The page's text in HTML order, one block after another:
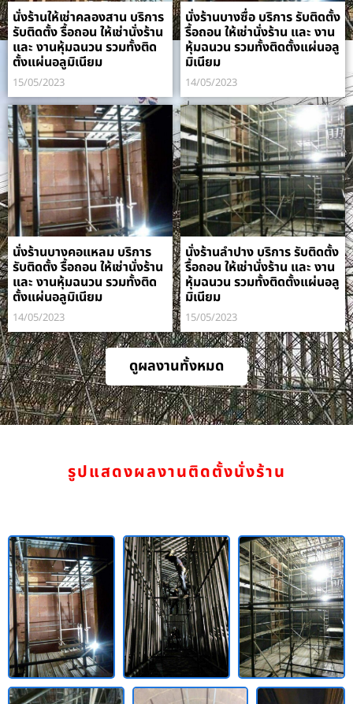
นั่งร้านให้เช่าคลองสาน บริการ
รับติดตั้ง รื้อถอน ให้เช่านั่งร้าน
และ งานหุ้มฉนวน รวมทั้งติด
ตั้งแผ่นอลูมิเนียม
15/05/2023
นั่งร้านบางซื่อ บริการ รับติดตั้ง
รื้อถอน ให้เช่านั่งร้าน และ งาน
หุ้มฉนวน รวมทั้งติดตั้งแผ่นอลู
มิเนียม
14/05/2023
นั่งร้านบางคอแหลม บริการ
รับติดตั้ง รื้อถอน ให้เช่านั่งร้าน
และ งานหุ้มฉนวน รวมทั้งติด
ตั้งแผ่นอลูมิเนียม
14/05/2023
นั่งร้านลำปาง บริการ รับติดตั้ง
รื้อถอน ให้เช่านั่งร้าน และ งาน
หุ้มฉนวน รวมทั้งติดตั้งแผ่นอลู
มิเนียม
15/05/2023
ดูผลงานทั้งหมด
รูปแสดงผลงานติดตั้งนั่งร้าน